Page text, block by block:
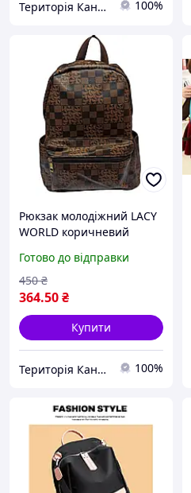
Територія Канцтоварів 100%
Рюкзак молодіжний LACY
WORLD коричневий
Готово до відправки
364.50₴
450 ₴
Купити
Територія Канцтоварів 100%